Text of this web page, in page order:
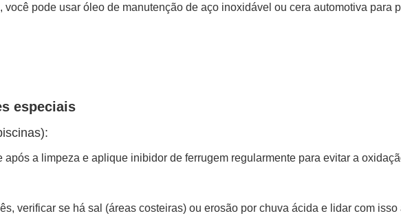
você pode usar óleo de manutenção de aço inoxidável ou cera automotiva para
especiais
a limpeza e aplique inibidor de ferrugem regularmente para evitar a
verificar se há sal (áreas costeiras) ou erosão por chuva ácida e lidar com isso